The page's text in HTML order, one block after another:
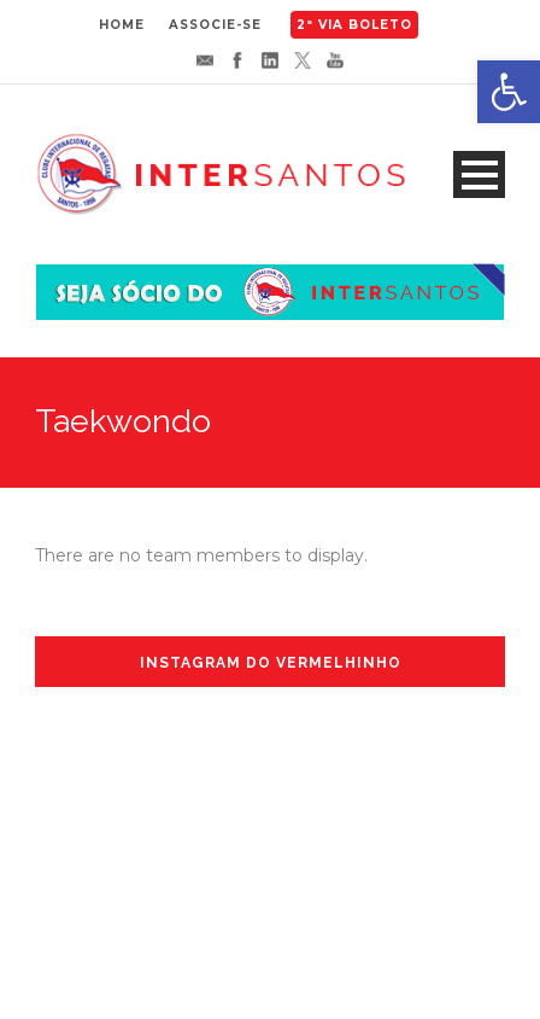
HOME ASSOCIE-SE 2ª VIA BOLETO
Taekwondo
There are no team members to display.
INSTAGRAM DO VERMELHINHO
Abrir